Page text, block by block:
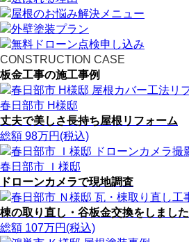
CONSTRUCTION CASE
板金工事の施工事例
春日部市 H様邸
丈夫で美しさ長持ち屋根リフォーム
総額 98万円(税込)
春日部市 Ｉ様邸
ドローンカメラで現地調査
棟の取り直し・谷板金交換をしました
総額 107万円(税込)